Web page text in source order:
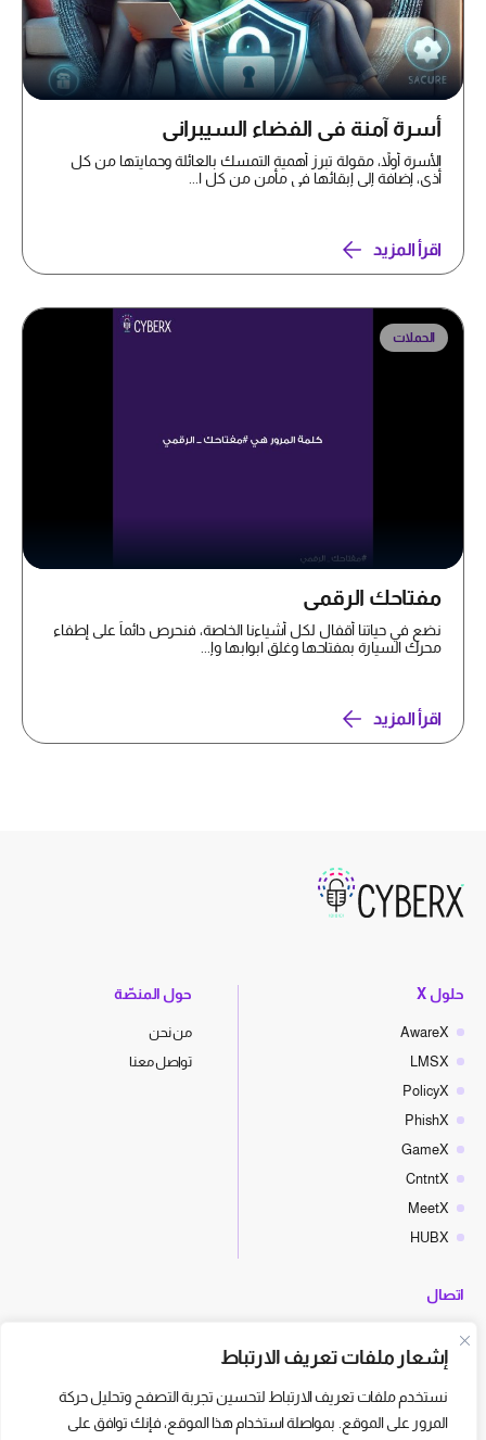
إشعار ملفات تعريف الارتباط
نستخدم ملفات تعريف الارتباط لتحسين تجربة التصفح وتحليل حركة
المرور على الموقع. بمواصلة استخدام هذا الموقع، فإنك توافق على
أسرة آمنة في الفضاء السيبراني
الأسرة أولاً، مقولة تبرز أهمية التمسك بالعائلة وحمايتها من كل
أذى، إضافة إلى إبقائها في مأمن من كل ا...
اقرأ المزيد
الحملات
مفتاحك الرقمي
نضع في حياتنا أقفال لكل أشياءنا الخاصة، فنحرص دائماً على إطفاء
محرك السيارة بمفتاحها وغلق ابوابها وإ...
اقرأ المزيد
حلول X
AwareX
LMSX
PolicyX
PhishX
GameX
CntntX
MeetX
HUBX
حول المنصّة
من نحن
تواصل معنا
اتصال
hello@cyberx.world